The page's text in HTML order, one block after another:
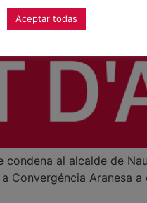
al alcalde de
Aranesa
Aceptar todas